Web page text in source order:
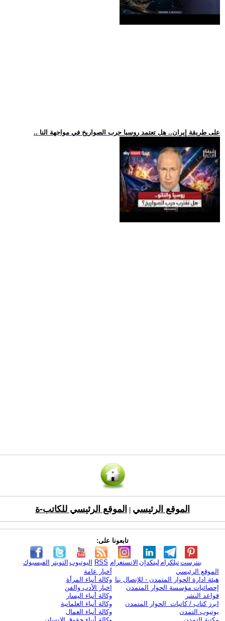
.. على طريقة إيران.. هل تعتمد روسيا حرب الصواريخ في مواجهة النا
الموقع الرئيسي الموقع الرئيسي للكاتب-ة
تابعونا على:
الفيسبوك التويتر اليوتيوب RSS الانستغرام لينكدإن تيلكرامبنترست
الموقع الرئيسي
هيئة ادارة الحوار المتمدن - للإتصال بنا
إحصائيات مؤسسة الحوار المتمدن
قواعد النشر
ابرز كتاب / كاتبات الحوار المتمدن
يوتيوب التمدن
أخبار عامة
وكالة أنباء المرأة
اخبار الأدب والفن
وكالة أنباء اليسار
وكالة أنباء العلمانية
وكالة أنباء العمال